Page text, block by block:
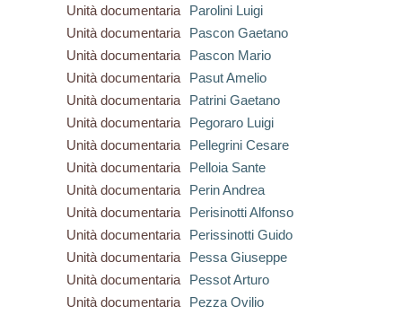
Unità documentaria
Parolini Luigi
Unità documentaria
Pascon Gaetano
Unità documentaria
Pascon Mario
Unità documentaria
Pasut Amelio
Unità documentaria
Patrini Gaetano
Unità documentaria
Pegoraro Luigi
Unità documentaria
Pellegrini Cesare
Unità documentaria
Pelloia Sante
Unità documentaria
Perin Andrea
Unità documentaria
Perisinotti Alfonso
Unità documentaria
Perissinotti Guido
Unità documentaria
Pessa Giuseppe
Unità documentaria
Pessot Arturo
Unità documentaria
Pezza Ovilio